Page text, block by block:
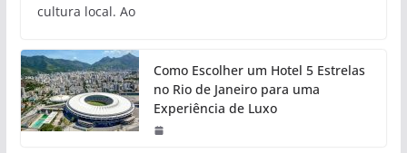
cultura local. Ao
Como Escolher um Hotel 5 Estrelas
no Rio de Janeiro para uma
Experiência de Luxo